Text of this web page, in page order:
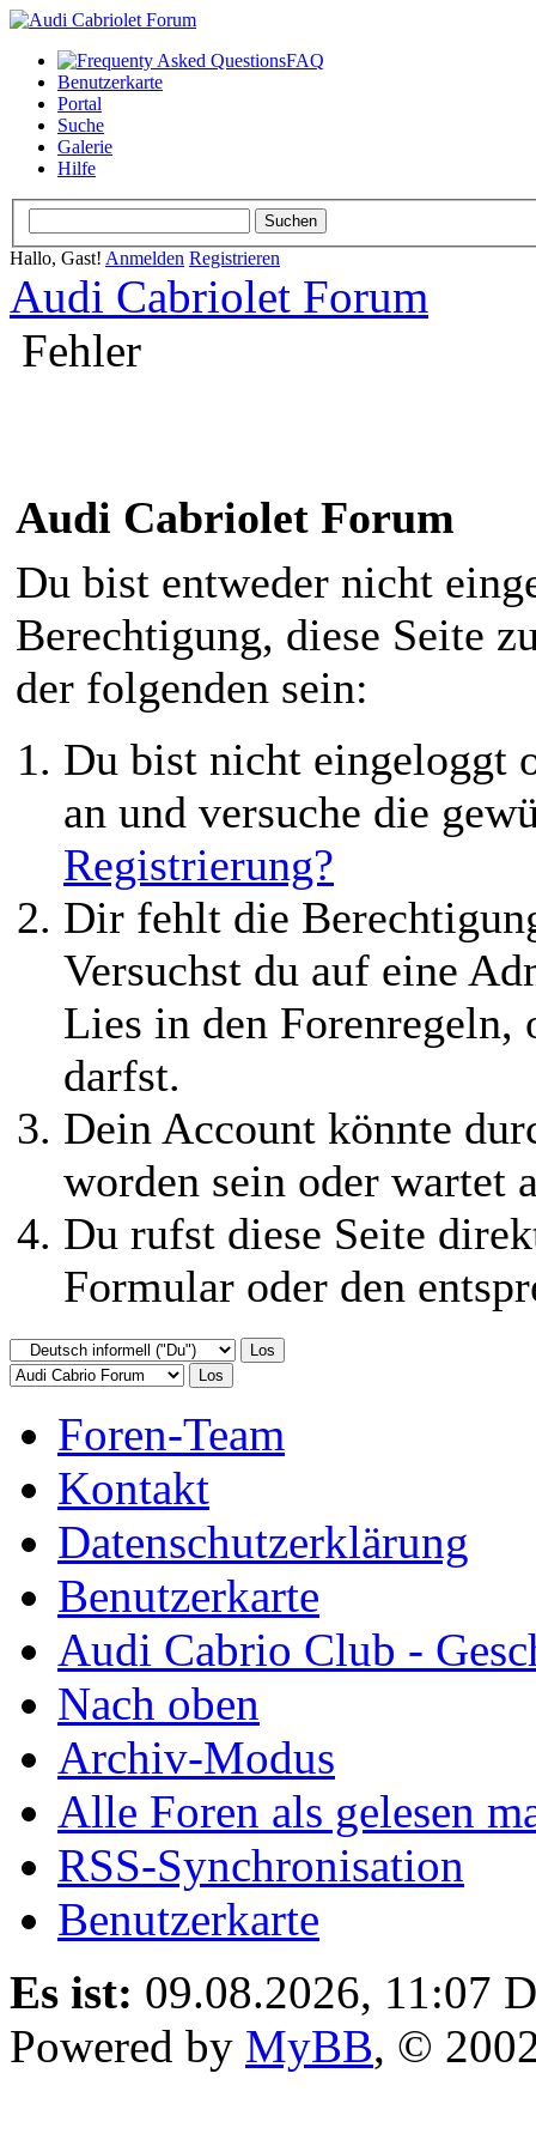
FAQ
Benutzerkarte
Portal
Suche
Galerie
Hilfe
Hallo, Gast! Anmelden Registrieren
Audi Cabriolet Forum
Fehler
Audi Cabriolet Forum
Du bist entweder nicht
Berechtigung, diese Seite
der folgenden sein:
Du bist nicht eingeloggt
an und versuche die
Registrierung?
Dir fehlt die
Versuchst du auf eine
Lies in den Forenregeln,
darfst.
Dein Account könnte
worden sein oder wartet
Du rufst diese Seite
Formular oder den
Foren-Team
Kontakt
Datenschutzerklärung
Benutzerkarte
Audi Cabrio Club -
Nach oben
Archiv-Modus
Alle Foren als gelesen
RSS-Synchronisation
Benutzerkarte
Es ist: 09.08.2026, 11:07
Powered by MyBB, ©